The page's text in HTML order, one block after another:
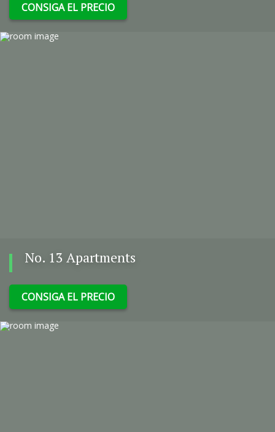
CONSIGA EL PRECIO
No. 13 Apartments
CONSIGA EL PRECIO